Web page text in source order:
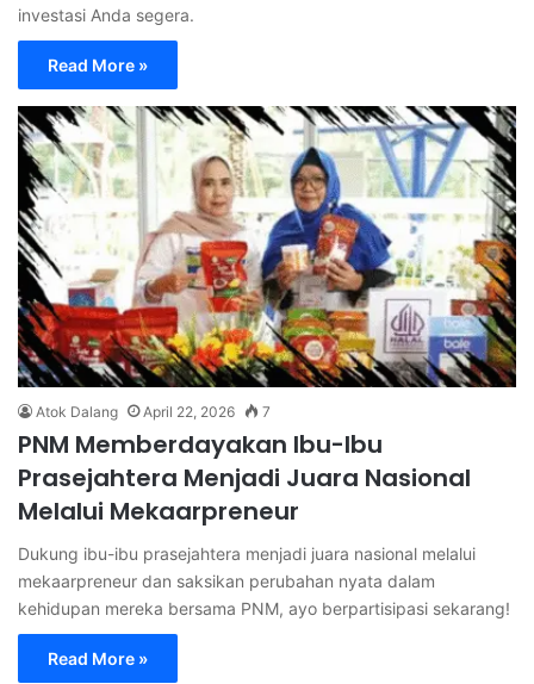
investasi Anda segera.
Read More »
Atok Dalang April 22, 2026 7
PNM Memberdayakan Ibu-Ibu
Prasejahtera Menjadi Juara Nasional
Melalui Mekaarpreneur
Dukung ibu-ibu prasejahtera menjadi juara nasional melalui
mekaarpreneur dan saksikan perubahan nyata dalam
kehidupan mereka bersama PNM, ayo berpartisipasi sekarang!
Read More »